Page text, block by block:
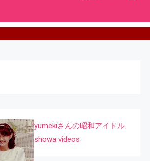
yumekiさんの昭和アイドル
showa videos